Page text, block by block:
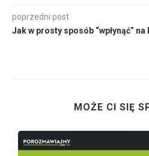
poprzedni post
Jak w prosty sposób “wpłynąć” na
MOŻE CI SIĘ